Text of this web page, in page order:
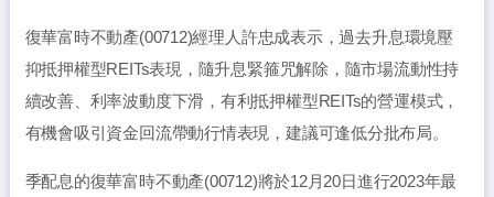
復華富時不動產(00712)經理人許忠成表示，過去升息環境壓
抑抵押權型REITs表現，隨升息緊箍咒解除，隨市場流動性持
續改善、利率波動度下滑，有利抵押權型REITs的營運模式，
有機會吸引資金回流帶動行情表現，建議可逢低分批布局。
季配息的復華富時不動產(00712)將於12月20日進行2023年最